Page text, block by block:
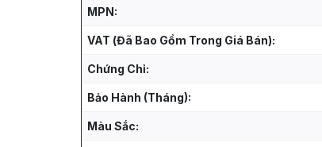
MPN:
VAT (Đã Bao Gồm Trong Giá Bán):
Chứng Chỉ:
Bảo Hành (Tháng):
Màu Sắc: